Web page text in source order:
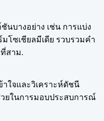
นบางอย่าง เช่น การแบ่ง
โซเชียลมีเดีย รวบรวมคำ
สาม.
ใจและวิเคราะห์ดัชนี
ยในการมอบประสบการณ์